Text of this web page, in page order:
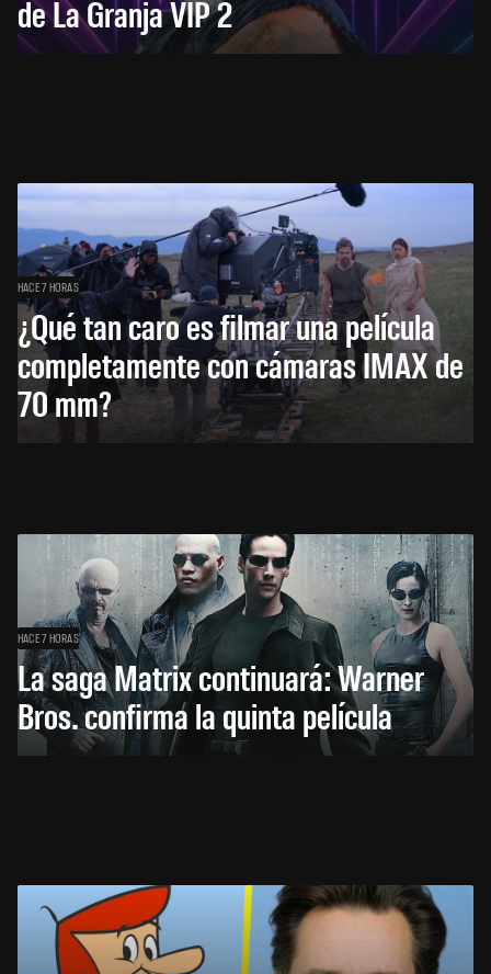
de La Granja VIP 2
HACE 7 HORAS
¿Qué tan caro es filmar una película
completamente con cámaras IMAX de
70 mm?
HACE 7 HORAS
La saga Matrix continuará: Warner
Bros. confirma la quinta película